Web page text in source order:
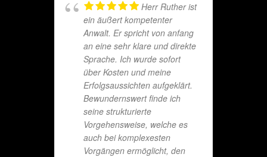
Herr Ruther ist
ein äußert kompetenter
Anwalt. Er spricht von anfang
an eine sehr klare und direkte
Sprache. Ich wurde sofort
über Kosten und meine
Erfolgsaussichten aufgeklärt.
Bewundernswert finde ich
seine strukturierte
Vorgehensweise, welche es
auch bei komplexesten
Vorgängen ermöglicht, den